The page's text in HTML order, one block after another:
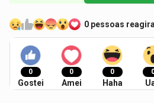
0 pessoas
0
Gostei
0
Amei
0
Haha